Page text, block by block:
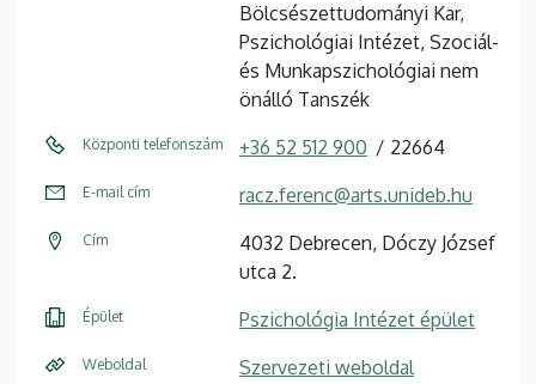
Bölcsészettudományi Kar,
Pszichológiai Intézet, Szociál-
és Munkapszichológiai nem
önálló Tanszék
Központi telefonszám +36 52 512 900 22664
E-mail cím racz.ferenc@arts.unideb.hu
Cím
4032 Debrecen, Dóczy József
utca 2.
Épület Pszichológia Intézet épület
Weboldal Szervezeti weboldal